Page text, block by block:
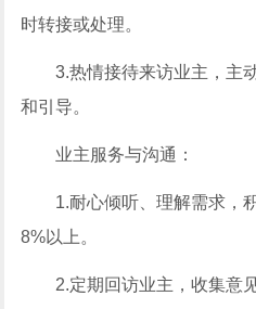
时转接或处理。
3.热情接待来访业主，主
和引导。
业主服务与沟通：
1.耐心倾听、理解需求，
8%以上。
2.定期回访业主，收集意